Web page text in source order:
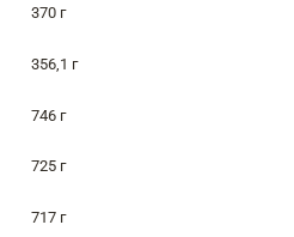
370 г
356,1 г
746 г
725 г
717 г